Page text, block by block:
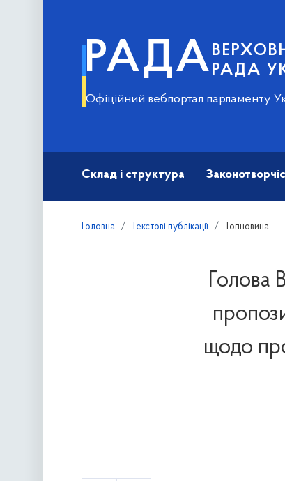
РАДА РАДА
Офіційний вебпортал парламенту
Склад і структура
Головна Текстові публікації Топновина
Голова
щодо